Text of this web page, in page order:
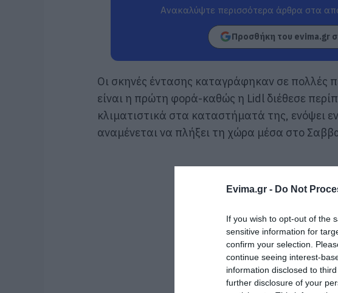
Evima.gr - Do Not
If you wish to opt-out of the
sensitive information for
confirm your selection.
continue seeing interest-
information disclosed to
further disclosure of your
Ανακαλύψτε περισσότερα άρθρα στα
Προσθήκη του evima.gr
Οι σκηνές έντασης καταγράφηκαν σε πολλές
είναι η πρώτη φορά-καθώς η Lidl διέθεσε
κλιματιστικά στα καταστήματά της, ενόψει
αναμένεται να πλήξει τη χώρα μέσα στο